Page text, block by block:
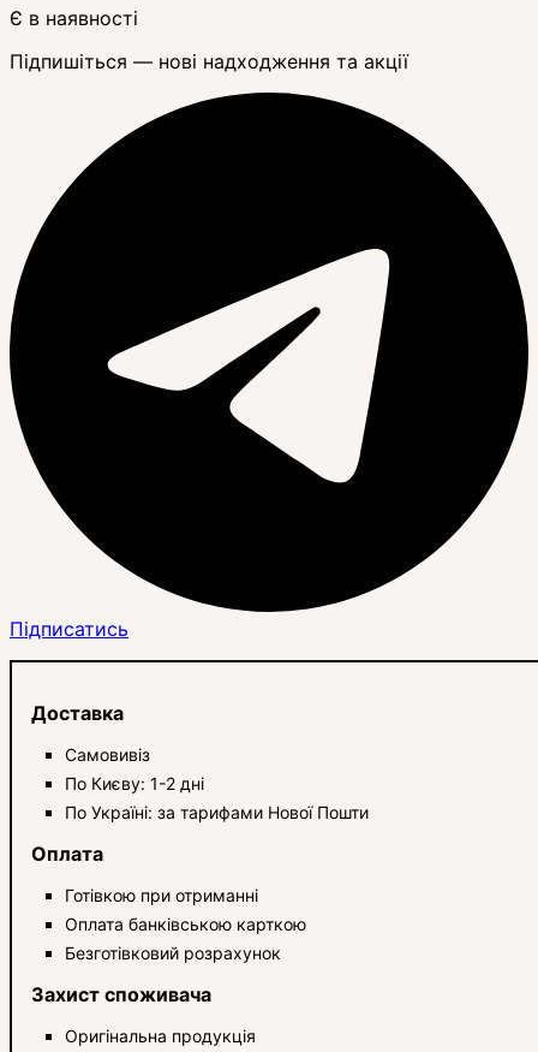
Є в наявності
Підпишіться — нові надходження та акції
Підписатись
Доставка
Самовивіз
По Києву: 1-2 дні
По Україні: за тарифами Нової Пошти
Оплата
Готівкою при отриманні
Оплата банківською карткою
Безготівковий розрахунок
Захист споживача
Оригінальна продукція